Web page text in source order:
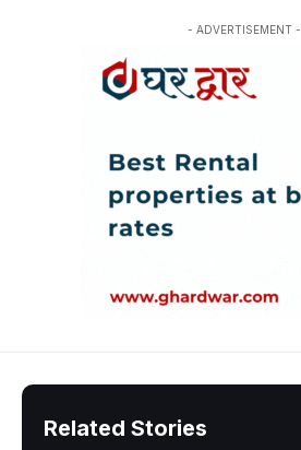
- ADVERTISEMENT -
Related Stories